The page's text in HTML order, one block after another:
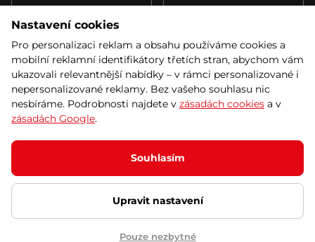
Půjčovna
obchodní podmínky
Kariéra
© 2026 SEVEN SPORT s.r.o Všechna práva vyhrazena
Podle zákona o evidenci tržeb je prodávající povinen vystavit
kupujícímu účtenku.
Zároveň je povinen zaevidovat přijatou tržbu u správce daně online; v
případě technického výpadku pak nejpozději do 48 hodin.
Ochrana osobních údajů Nastavení cookies Vnitřní oznamovací
systém Prohlášení přístupnosti
Nastavení cookies
Pro personalizaci reklam a obsahu používáme cookies a
mobilní reklamní identifikátory třetích stran, abychom vám
ukazovali relevantnější nabídky – v rámci personalizované i
nepersonalizované reklamy. Bez vašeho souhlasu nic
nesbíráme. Podrobnosti najdete v zásadách cookies a v
zásadách Google.
Souhlasím
Upravit nastavení
Pouze nezbytné